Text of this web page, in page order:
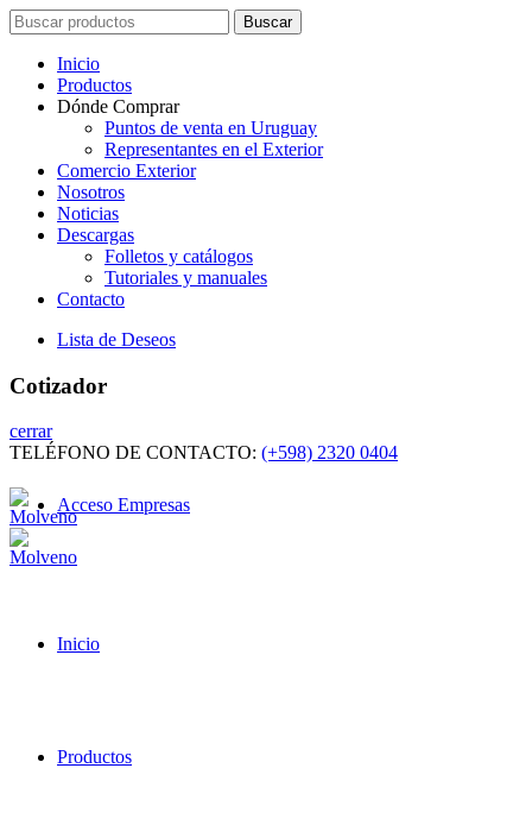
Search
for:
Buscar
Inicio
Productos
Dónde Comprar
Puntos de venta en Uruguay
Representantes en el Exterior
Comercio Exterior
Nosotros
Noticias
Descargas
Folletos y catálogos
Tutoriales y manuales
Contacto
Lista de Deseos
Cotizador
cerrar
TELÉFONO DE CONTACTO: (+598) 2320 0404
Acceso Empresas
Inicio
Productos